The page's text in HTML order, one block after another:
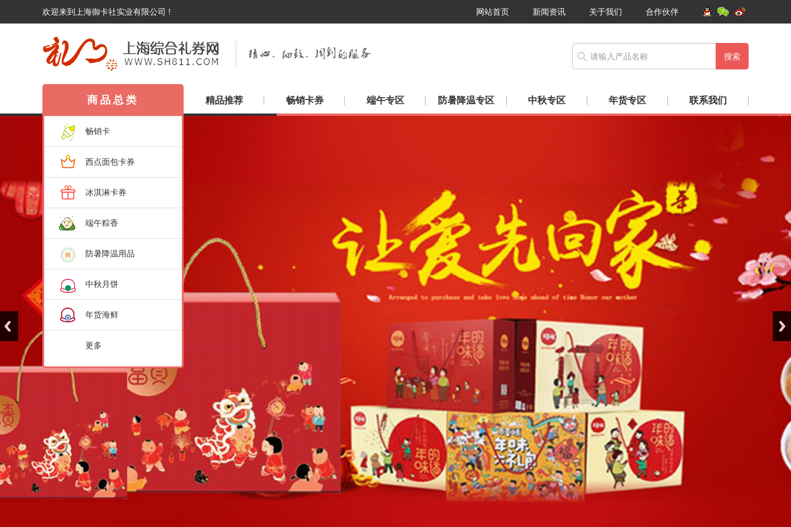
欢迎来到上海御卡社实业有限公司 ! 网站首页 新闻资讯 关于我们 合作伙伴
搜索
商品总类
畅销卡
西点面包卡券
冰淇淋卡券
端午粽香
防暑降温用品
中秋月饼
年货海鲜
更多
精品推荐 畅销卡券 端午专区 防暑降温专区 中秋专区 年货专区 联系我们